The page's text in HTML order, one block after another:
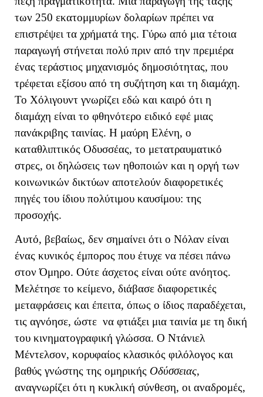
των 250 εκατομμυρίων δολαρίων πρέπει να
επιστρέψει τα χρήματά της. Γύρω από μια τέτοια
παραγωγή στήνεται πολύ πριν από την πρεμιέρα
ένας τεράστιος μηχανισμός δημοσιότητας, που
τρέφεται εξίσου από τη συζήτηση και τη διαμάχη.
Το Χόλιγουντ γνωρίζει εδώ και καιρό ότι η
διαμάχη είναι το φθηνότερο ειδικό εφέ μιας
πανάκριβης ταινίας. Η μαύρη Ελένη, ο
καταθλιπτικός Οδυσσέας, το μετατραυματικό
στρες, οι δηλώσεις των ηθοποιών και η οργή των
κοινωνικών δικτύων αποτελούν διαφορετικές
πηγές του ίδιου πολύτιμου καυσίμου: της
προσοχής.
Αυτό, βεβαίως, δεν σημαίνει ότι ο Νόλαν είναι
ένας κυνικός έμπορος που έτυχε να πέσει πάνω
στον Όμηρο. Ούτε άσχετος είναι ούτε ανόητος.
Μελέτησε το κείμενο, διάβασε διαφορετικές
μεταφράσεις και έπειτα, όπως ο ίδιος παραδέχεται,
τις αγνόησε, ώστε να φτιάξει μια ταινία με τη δική
του κινηματογραφική γλώσσα. Ο Ντάνιελ
Μέντελσον, κορυφαίος κλασικός φιλόλογος και
βαθύς γνώστης της ομηρικής Οδύσσειας,
αναγνωρίζει ότι η κυκλική σύνθεση, οι αναδρομές,